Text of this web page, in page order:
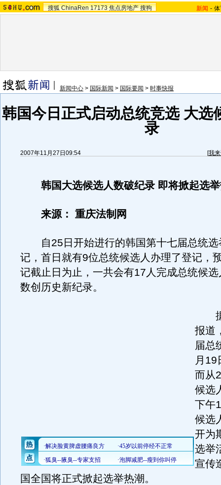
搜狐 ChinaRen 17173 焦点房地产 搜狗 新闻 -
新闻中心 > 国际新闻 > 国际要闻 > 时事快报
韩国今日正式启动总统竞选 大选
录
2007年11月27日09:54 [我
韩国大选候选人数破纪录 即将掀起选举
来源： 重庆法制网
自25日开始进行的韩国第十七届总统选
记，首日就有9位总统候选人办理了登记，
记截止日为止，一共会有17人完成总统候
数创历史新纪录。
据
报道
届总
月19
而从
候选
下午
候选
开为
选举
宣传
国全国将正式掀起选举热潮。